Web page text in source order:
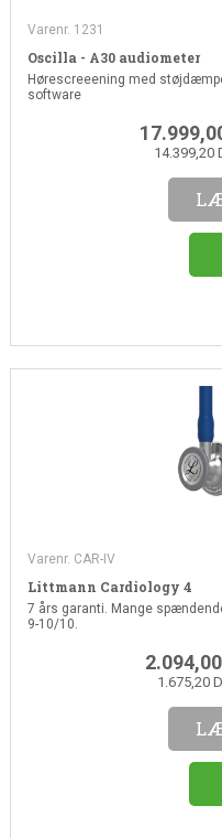
Varenr. 1231
Oscilla - A30 audiometer
Hørescreeening med
software
14.399,20
Varenr. CAR-IV
Littmann Cardiology 4
7 års garanti. Mange
9-10/10.
2.094,00
1.675,20